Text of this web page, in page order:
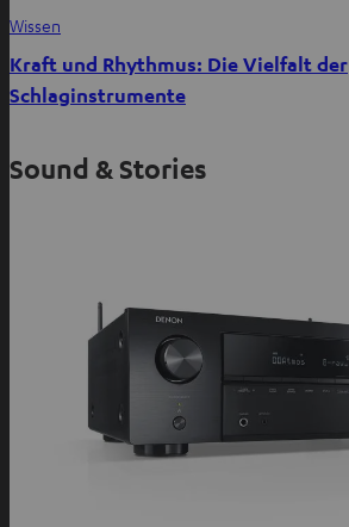
Wissen
Kraft und Rhythmus: Die Vielfalt der
Schlaginstrumente
Sound & Stories